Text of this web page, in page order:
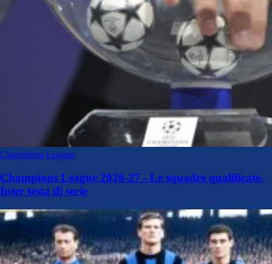
Champions League
Champions League 2026-27 - Le squadre qualificate.
Inter testa di serie